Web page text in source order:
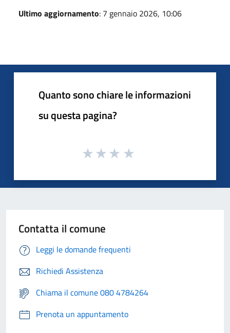
Ultimo aggiornamento: 7 gennaio 2026, 10:06
Quanto sono chiare le informazioni
su questa pagina?
Contatta il comune
Leggi le domande frequenti
Richiedi Assistenza
Chiama il comune 080 4784264
Prenota un appuntamento